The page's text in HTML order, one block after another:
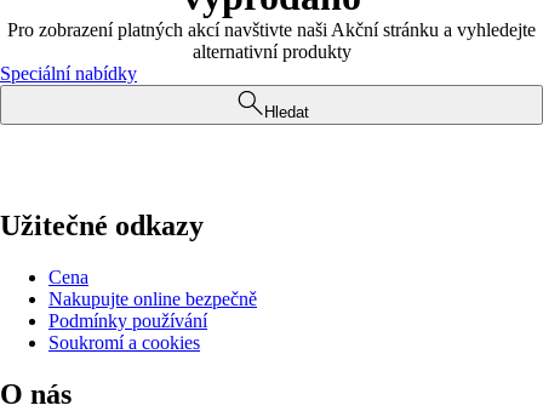
Pro zobrazení platných akcí navštivte naši Akční stránku a vyhledejte
alternativní produkty
Speciální nabídky
Hledat
Užitečné odkazy
Cena
Nakupujte online bezpečně
Podmínky používání
Soukromí a cookies
O nás